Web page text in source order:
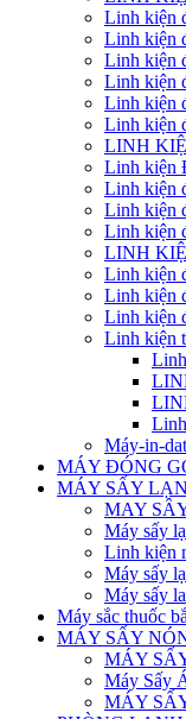
Linh kiện
Linh kiện
Linh kiện
Linh kiện
Linh kiện
Linh kiện
LINH
Linh kiện
Linh kiện
Linh kiện
Linh kiện
LINH
Linh kiện
Linh kiện
Linh kiện
Linh kiện
Máy-in-
MÁY ĐÓNG
MÁY SẤY
MAY
Máy sấy
Linh kiện
Máy sấy
Máy sấy
Máy sắc thuốc
MÁY SẤY
MÁY
Máy Sấy
MÁY